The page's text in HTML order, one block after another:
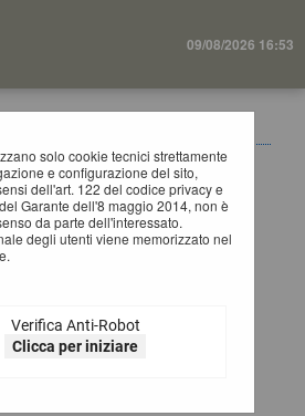
09/08/2026 16:53
solo cookie tecnici strettamente
e configurazione del sito,
dell'art. 122 del codice privacy e
Garante dell'8 maggio 2014, non è
da parte dell'interessato.
degli utenti viene memorizzato nel
Verifica Anti-Robot
Clicca per iniziare
Gare con SPID/CIE:
normative vigenti AgID,
gare è consentito
i sistemi di identità
gli OO.EE. registrati al
il primo accesso con
la richiesta di collegamento
tramite la funzione
ECONOMICO